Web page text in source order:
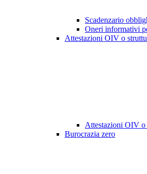
Scadenzario
Oneri informativi
Attestazioni OIV o
Attestazioni OIV o
Burocrazia zero